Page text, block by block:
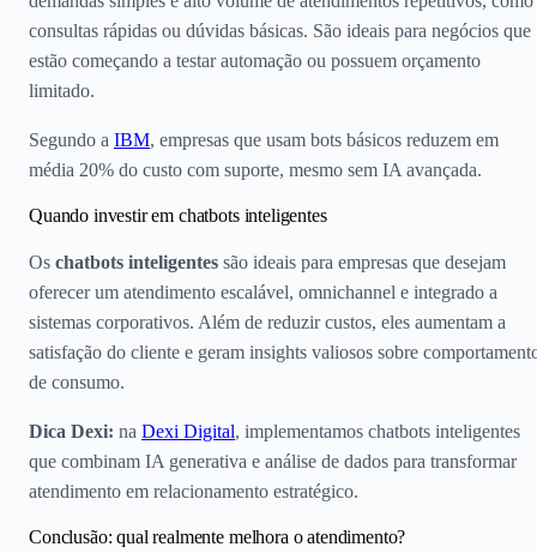
consultas rápidas ou dúvidas básicas. São ideais para negócios que
estão começando a testar automação ou possuem orçamento
limitado.
Segundo a IBM, empresas que usam bots básicos reduzem em
média 20% do custo com suporte, mesmo sem IA avançada.
Quando investir em chatbots inteligentes
Os chatbots inteligentes são ideais para empresas que desejam
oferecer um atendimento escalável, omnichannel e integrado a
sistemas corporativos. Além de reduzir custos, eles aumentam a
satisfação do cliente e geram insights valiosos sobre
de consumo.
Dica Dexi: na Dexi Digital, implementamos chatbots inteligentes
que combinam IA generativa e análise de dados para transformar
atendimento em relacionamento estratégico.
Conclusão: qual realmente melhora o atendimento?